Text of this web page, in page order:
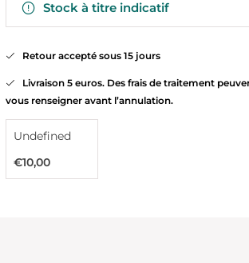
Stock à titre indicatif
Retour accepté sous 15 jours
Livraison 5 euros. Des frais de traitement
vous renseigner avant l’annulation.
Undefined
€10,00